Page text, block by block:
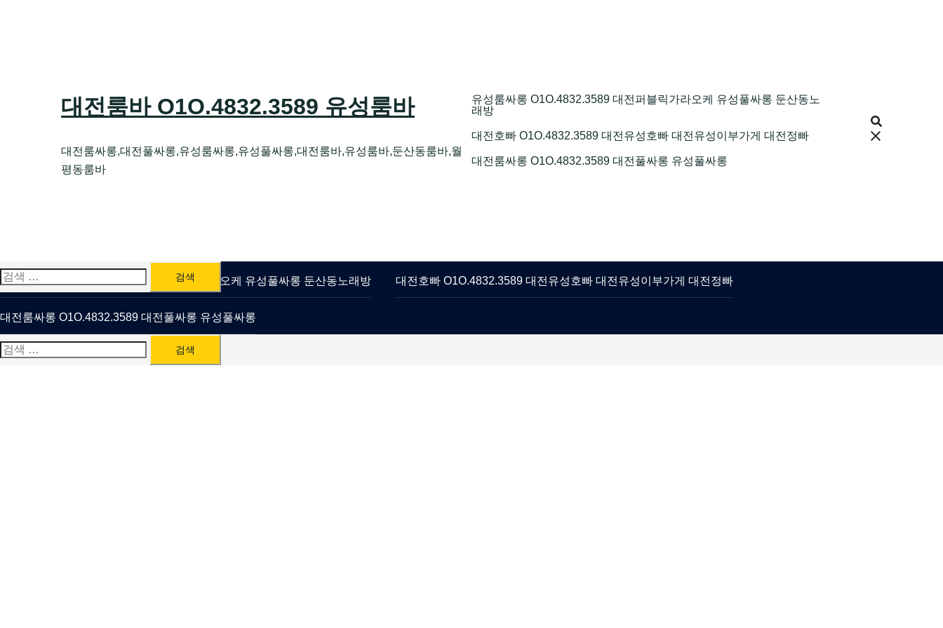
대전룸바 O1O.4832.3589 유성룸바
대전룸싸롱,대전풀싸롱,유성룸싸롱,유성풀싸롱,대전룸바,유성룸바,둔산동룸바,월
평동룸바
유성룸싸롱 O1O.4832.3589 대전퍼블릭가라오케 유성풀싸롱 둔산동노
래방
대전호빠 O1O.4832.3589 대전유성호빠 대전유성이부가게 대전정빠
대전룸싸롱 O1O.4832.3589 대전풀싸롱 유성풀싸롱
검
색:
유성룸싸롱 O1O.4832.3589 대전퍼블릭가라오케 유성풀싸롱 둔산동노래방 대전호빠 O1O.4832.3589 대전유성호빠 대전유성이부가게 대전정빠
대전룸싸롱 O1O.4832.3589 대전풀싸롱 유성풀싸롱
검